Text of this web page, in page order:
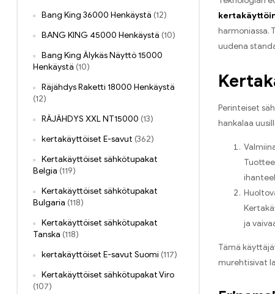
harmoniassa.
uudena
Perinteiset
hankalaa
ja
Tämä
murehtisivat
Bang King 36000 Henkäystä (12)
BANG KING 45000 Henkäystä (10)
Bang King Älykäs Näyttö 15000
Henkäystä (10)
Räjähdys Raketti 18000 Henkäystä
(12)
RÄJÄHDYS XXL NT15000 (13)
kertakäyttöiset E-savut (362)
Kertakäyttöiset sähkötupakat
Belgia (119)
Kertakäyttöiset sähkötupakat
Bulgaria (118)
Kertakäyttöiset sähkötupakat
Tanska (118)
kertakäyttöiset E-savut Suomi (117)
Kertakäyttöiset sähkötupakat Viro
(107)